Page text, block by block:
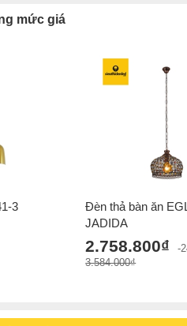
mức giá
3
Đèn thả bàn ăn
JADIDA
2.758.800₫
-
3.584.000₫